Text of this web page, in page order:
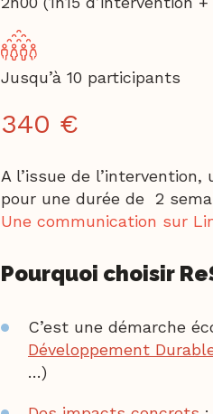
Jusqu’à 10 participants
340 €
A l’issue de l’intervention,
pour une durée de 2
Une communication sur
Pourquoi choisir
C’est une démarche
Développement
…)